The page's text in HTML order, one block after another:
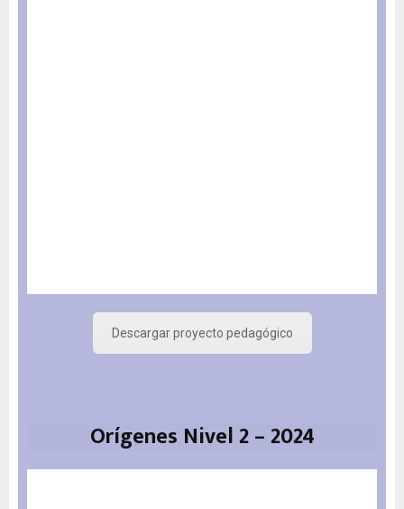
Descargar proyecto pedagógico
Orígenes Nivel 2 – 2024